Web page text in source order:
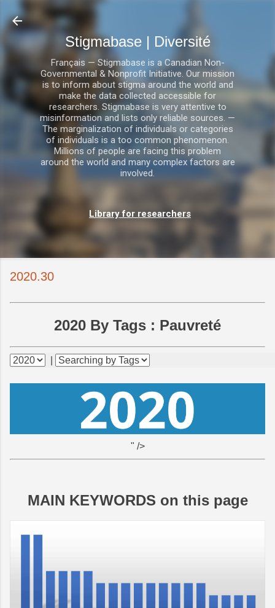
Stigmabase | Diversité
Français — Stigmabase is a Canadian Non-
Governmental & Nonprofit Initiative. Our mission
is to inform about stigma around the world and
make the data collected accessible for
researchers. Stigmabase is very attentive to
misinformation and lists only reliable sources. —
The marginalization of individuals or categories
of individuals is a too common phenomenon.
Millions of people are facing this problem
around the world and many complex factors are
involved.
Library for researchers
2020.30
2020 By Tags : Pauvreté
" />
MAIN KEYWORDS on this page